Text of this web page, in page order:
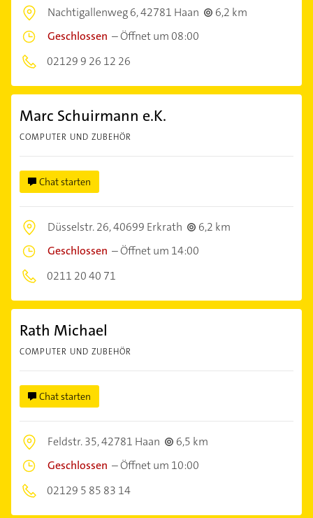
Nachtigallenweg 6,42781 Haan
6,2 km
Geschlossen –Öffnet um 08:00
02129 9 26 12 26
Marc Schuirmann e.K.
COMPUTER UND ZUBEHÖR
Chat starten
Düsselstr. 26,40699 Erkrath
6,2 km
Geschlossen –Öffnet um 14:00
0211 20 40 71
Rath Michael
COMPUTER UND ZUBEHÖR
Chat starten
Feldstr. 35,42781 Haan
6,5 km
Geschlossen –Öffnet um 10:00
02129 5 85 83 14